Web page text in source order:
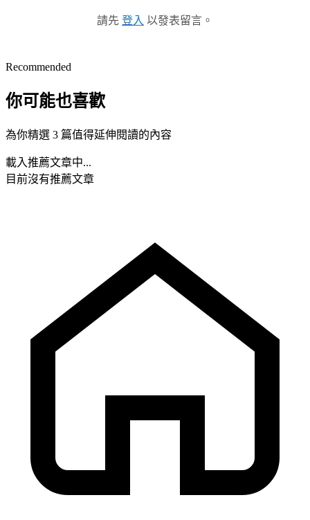
請先 登入 以發表留言。
Recommended
你可能也喜歡
為你精選 3 篇值得延伸閱讀的內容
載入推薦文章中...
目前沒有推薦文章